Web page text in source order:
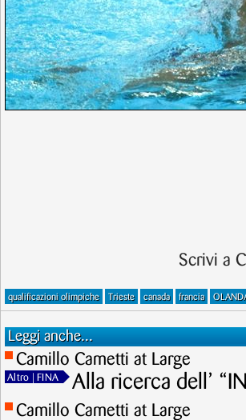
Scrivi a
qualificazioni olimpiche Trieste canada francia
Leggi anche...
Camillo Cametti at Large
Altro | FINA Alla ricerca dell’
Camillo Cametti at Large